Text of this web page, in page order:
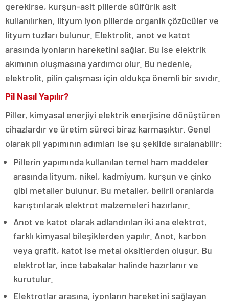
gerekirse, kurşun-asit pillerde sülfürik asit
kullanılırken, lityum iyon pillerde organik çözücüler ve
lityum tuzları bulunur. Elektrolit, anot ve katot
arasında iyonların hareketini sağlar. Bu ise elektrik
akımının oluşmasına yardımcı olur. Bu nedenle,
elektrolit, pilin çalışması için oldukça önemli bir sıvıdır.
Pil Nasıl Yapılır?
Piller, kimyasal enerjiyi elektrik enerjisine dönüştüren
cihazlardır ve üretim süreci biraz karmaşıktır. Genel
olarak pil yapımının adımları ise şu şekilde sıralanabilir:
Pillerin yapımında kullanılan temel ham maddeler
arasında lityum, nikel, kadmiyum, kurşun ve çinko
gibi metaller bulunur. Bu metaller, belirli oranlarda
karıştırılarak elektrot malzemeleri hazırlanır.
Anot ve katot olarak adlandırılan iki ana elektrot,
farklı kimyasal bileşiklerden yapılır. Anot, karbon
veya grafit, katot ise metal oksitlerden oluşur. Bu
elektrotlar, ince tabakalar halinde hazırlanır ve
kurutulur.
Elektrotlar arasına, iyonların hareketini sağlayan